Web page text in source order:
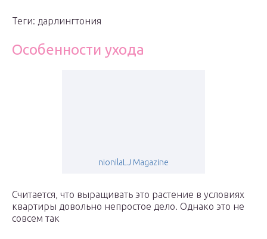
Теги: дарлингтония
Особенности ухода
nionilaLJ Magazine
Считается, что выращивать это растение в условиях
квартиры довольно непростое дело. Однако это не
совсем так